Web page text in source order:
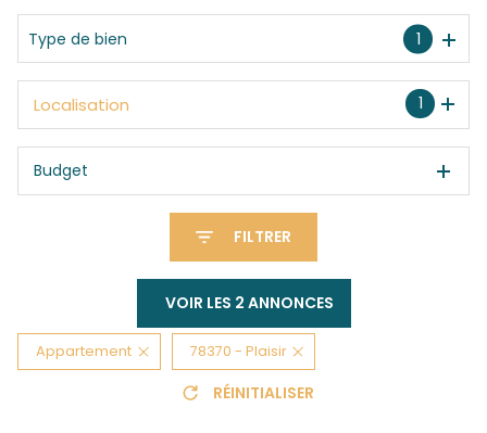
De l'immo pro
Type de bien 1
1
Localisation
Budget
FILTRER
VOIR LES 2 ANNONCES
Appartement 78370 - Plaisir
RÉINITIALISER